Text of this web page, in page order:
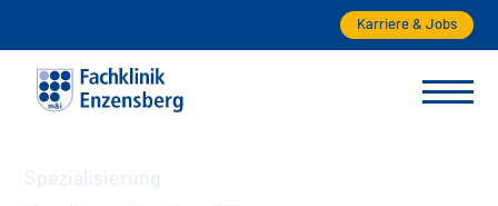
Karriere & Jobs
Spezialisierung